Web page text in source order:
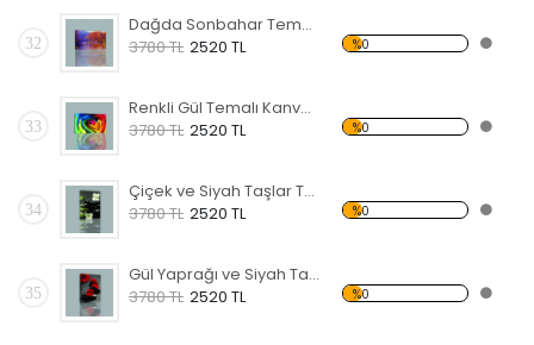
32
Dağda Sonbahar Temalı Kanvas Tablo
3780 TL 2520 TL %0
33
Renkli Gül Temalı Kanvas Tablo
3780 TL 2520 TL %0
34
Çiçek ve Siyah Taşlar Temalı Kanvas Tablo
3780 TL 2520 TL %0
35
Gül Yaprağı ve Siyah Taş Kanvas Tablo
3780 TL 2520 TL %0